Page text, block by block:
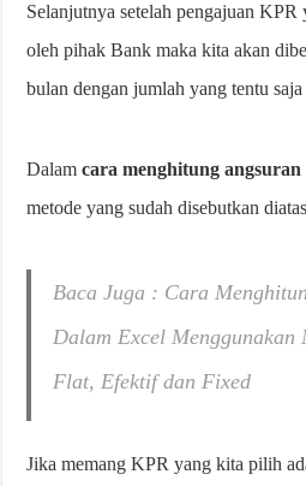
Selanjutnya setelah pengajuan
oleh pihak Bank maka kita akan
bulan dengan jumlah yang tentu
Dalamcara menghitung
metode yang sudah disebutkan
Baca Juga : Cara
Dalam Excel Menggunakan
Flat, Efektif dan Fixed
Jika memang KPR yang kita pilih